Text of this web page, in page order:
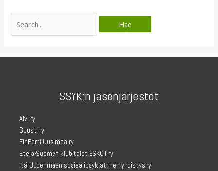
for:
SSYK:n jäsenjärjestöt
Alvi ry
Buusti ry
FinFami Uusimaa ry
Etelä-Suomen klubitalot ESKOT ry
Itä-Uudenmaan sosiaalipsykiatrinen yhdistys ry